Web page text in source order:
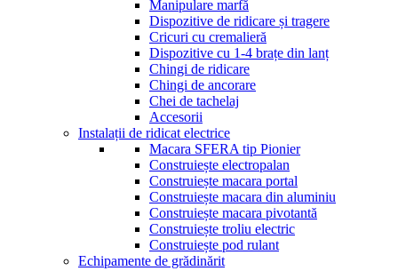
Manipulare marfă
Dispozitive de ridicare și tragere
Cricuri cu cremalieră
Dispozitive cu 1-4 brațe din lanț
Chingi de ridicare
Chingi de ancorare
Chei de tachelaj
Accesorii
Instalații de ridicat electrice
Macara SFERA tip Pionier
Construiește electropalan
Construiește macara portal
Construiește macara din aluminiu
Construiește macara pivotantă
Construiește troliu electric
Construiește pod rulant
Echipamente de grădinărit